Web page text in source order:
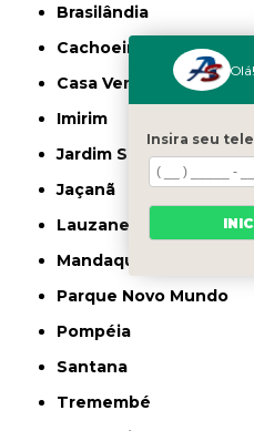
Brasilândia
Cachoeirinha
Casa Verde
Imirim
Jardim São Paulo
Jaçanã
Lauzane Paulista
Mandaqui
Parque Novo Mundo
Pompéia
Santana
Tremembé
Insira seu